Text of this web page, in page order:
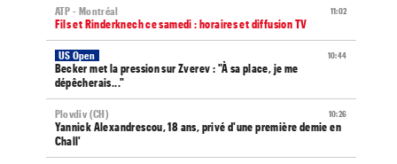
11:02
ATP - Montréal
Fils et Rinderknech ce samedi : horaires et diffusion TV
10:44
US Open
Becker met la pression sur Zverev : "À sa place, je me
dépêcherais..."
10:26
Plovdiv (CH)
Yannick Alexandrescou, 18 ans, privé d'une première demie en
Chall'